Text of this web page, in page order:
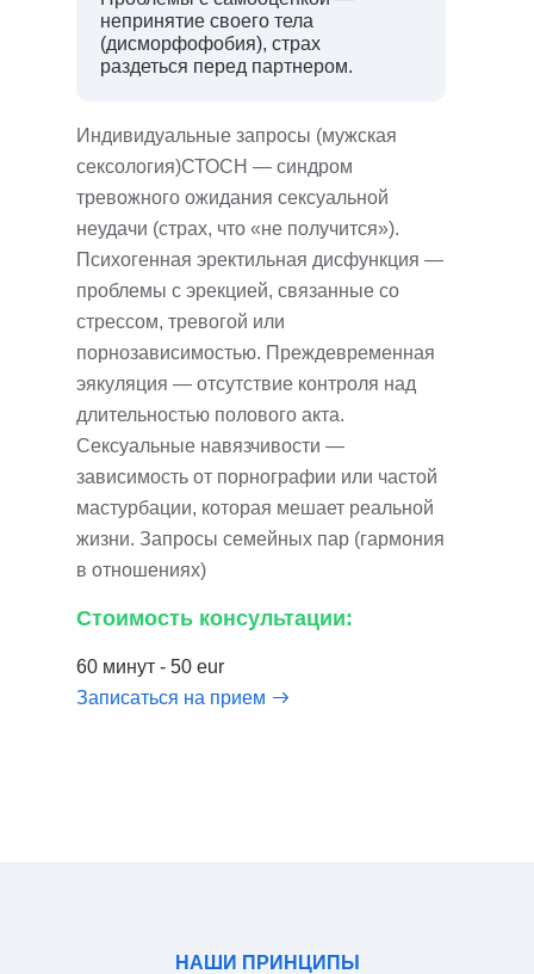
непринятие своего тела
(дисморфофобия), страх
раздеться перед партнером.
Индивидуальные запросы (мужская
сексология)СТОСН — синдром
тревожного ожидания сексуальной
неудачи (страх, что «не получится»).
Психогенная эректильная дисфункция —
проблемы с эрекцией, связанные со
стрессом, тревогой или
порнозависимостью. Преждевременная
эякуляция — отсутствие контроля над
длительностью полового акта.
Сексуальные навязчивости —
зависимость от порнографии или частой
мастурбации, которая мешает реальной
жизни. Запросы семейных пар (гармония
в отношениях)
Стоимость консультации:
60 минут - 50 eur
Записаться на прием
НАШИ ПРИНЦИПЫ